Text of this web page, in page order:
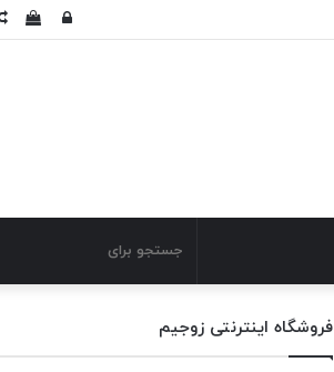
ورود
فروشگاه اینترنتی زوجیم